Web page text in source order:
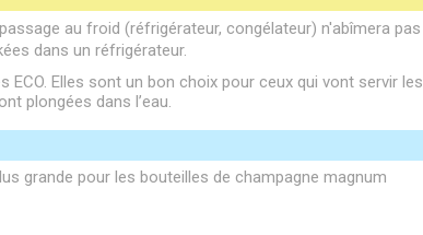
au froid (réfrigérateur, congélateur) n'abîmera pas
dans un réfrigérateur.
ECO. Elles sont un bon choix pour ceux qui vont servir les
plongées dans l’eau.
grande pour les bouteilles de champagne magnum